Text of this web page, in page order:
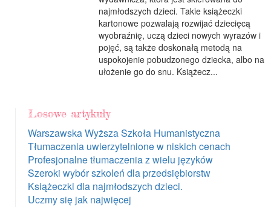
najmłodszych dzieci. Takie książeczki
kartonowe pozwalają rozwijać dziecięcą
wyobraźnię, uczą dzieci nowych wyrazów i
pojęć, są także doskonałą metodą na
uspokojenie pobudzonego dziecka, albo na
ułożenie go do snu. Książecz...
Losowe artykuły
Warszawska Wyższa Szkoła Humanistyczna
Tłumaczenia uwierzytelnione w niskich cenach
Profesjonalne tłumaczenia z wielu języków
Szeroki wybór szkoleń dla przedsiębiorstw
Książeczki dla najmłodszych dzieci.
Uczmy się jak najwięcej